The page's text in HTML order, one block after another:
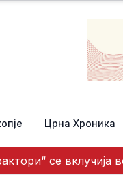
Црна Хроника
се